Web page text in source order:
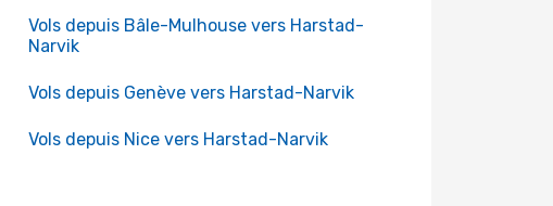
Vols depuis Bâle-Mulhouse vers Harstad-
Narvik
Vols depuis Genève vers Harstad-Narvik
Vols depuis Nice vers Harstad-Narvik